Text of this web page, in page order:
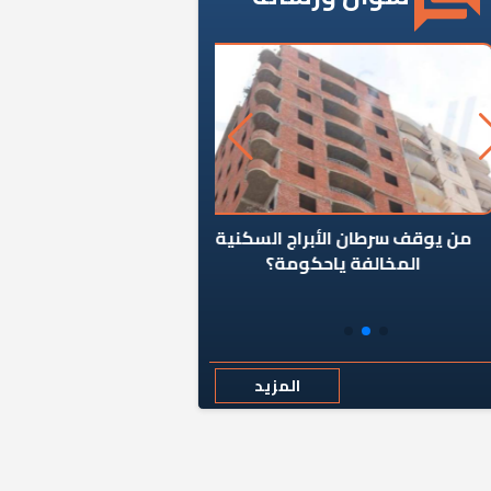
من يوقف سرطان الأبراج السكنية
المخالفة ياحكومة؟
المزيد